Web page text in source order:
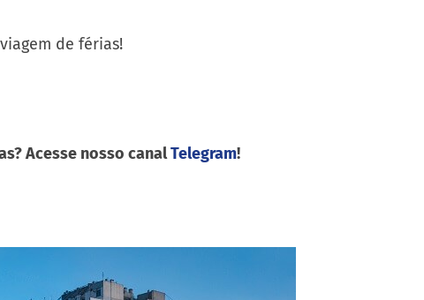
de férias!
Acesse nosso canalTelegram!